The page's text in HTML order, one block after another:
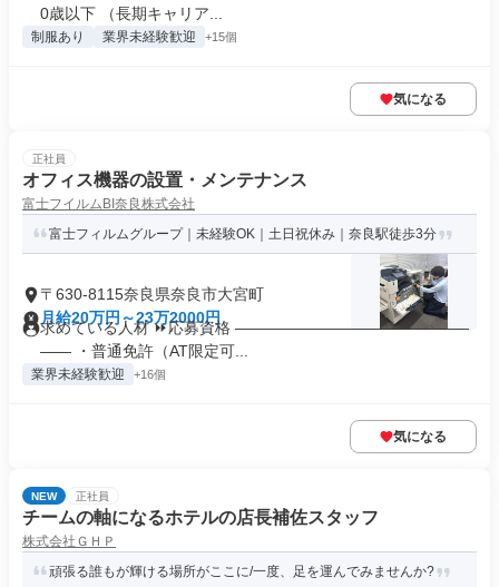
0歳以下 （長期キャリア...
制服あり 業界未経験歓迎 +15個
気になる
正社員
オフィス機器の設置・メンテナンス
富士フイルムBI奈良株式会社
富士フィルムグループ｜未経験OK｜土日祝休み｜奈良駅徒歩3分
〒630-8115奈良県奈良市大宮町
月給20万円～23万2000円
求めている人材 ⏩応募資格 ―――――――――――――――
―― ・普通免許（AT限定可...
業界未経験歓迎 +16個
気になる
NEW 正社員
チームの軸になるホテルの店長補佐スタッフ
株式会社ＧＨＰ
頑張る誰もが輝ける場所がここに/一度、足を運んでみませんか?